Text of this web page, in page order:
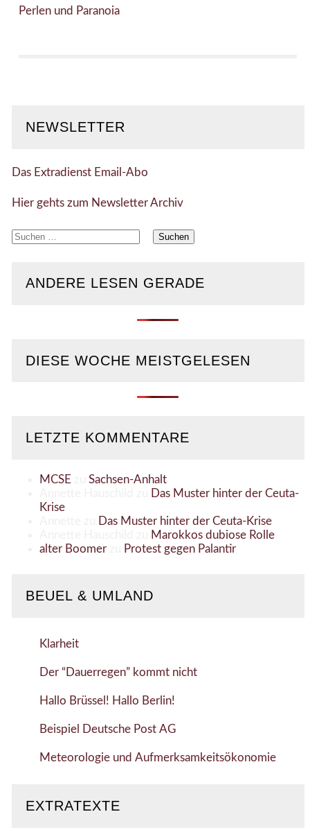
Perlen und Paranoia
NEWSLETTER
Das Extradienst Email-Abo
Hier gehts zum Newsletter Archiv
Suchen
ANDERE LESEN GERADE
DIESE WOCHE MEISTGELESEN
LETZTE KOMMENTARE
MCSE
Sachsen-Anhalt
Das Muster hinter der Ceuta-
Krise
Das Muster hinter der Ceuta-Krise
Marokkos dubiose Rolle
alter Boomerzu Protest gegen Palantir
BEUEL & UMLAND
Klarheit
Der “Dauerregen” kommt nicht
Hallo Brüssel! Hallo Berlin!
Beispiel Deutsche Post AG
Meteorologie und Aufmerksamkeitsökonomie
EXTRATEXTE